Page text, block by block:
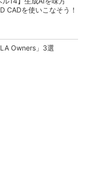
CADを使いこなそう！
Owners」3選